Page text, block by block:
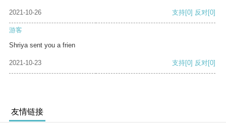
2021-10-26 支持[0] 反对[0]
游客
Shriya sent you a frien
2021-10-23 支持[0] 反对[0]
友情链接